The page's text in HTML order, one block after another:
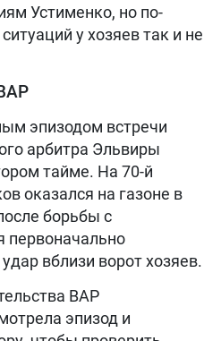
Устименко, но по-
у хозяев так и не
эпизодом встречи
арбитра Эльвиры
тайме. На 70-й
оказался на газоне в
борьбы с
первоначально
вблизи ворот хозяев.
ВАР
эпизод и